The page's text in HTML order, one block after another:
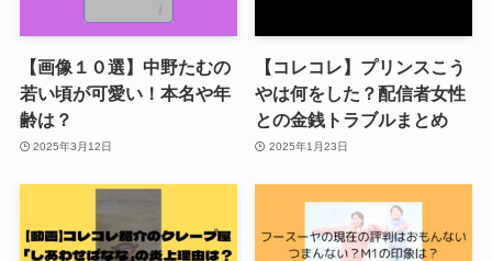
【画像１０選】中野たむの
若い頃が可愛い！本名や年
齢は？
2025年3月12日
【コレコレ】プリンスこう
やは何をした？配信者女性
との金銭トラブルまとめ
2025年1月23日